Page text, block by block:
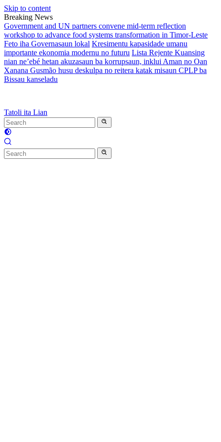
Skip to content
Breaking News
Government and UN partners convene mid-term reflection
workshop to advance food systems transformation in Timor-Leste
Feto iha Governasaun lokal Kresimentu kapasidade umanu
importante ekonomia modernu no futuru Lista Rejente Kuansing
nian ne’ebé hetan akuzasaun ba korrupsaun, inklui Aman no Oan
Xanana Gusmão husu deskulpa no reitera katak misaun CPLP ba
Bissau kanseladu
Tatoli ita Lian